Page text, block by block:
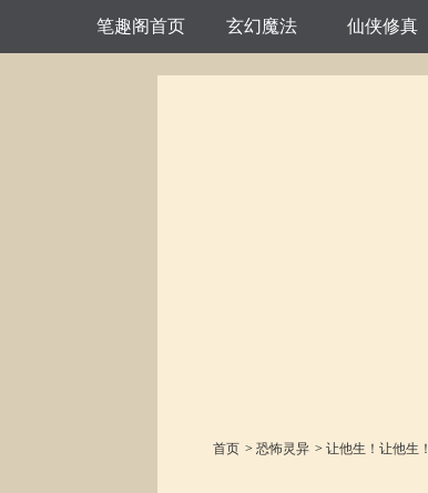
笔趣阁首页 玄幻魔法 仙侠修真
首页 > 恐怖灵异 > 让他生！让他生！